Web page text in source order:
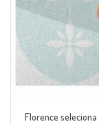
Florence